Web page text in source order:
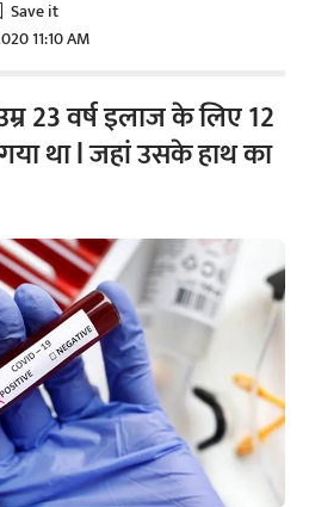
11:10 AM
23 वर्ष इलाज के लिए 12
था l जहां उसके हाथ का